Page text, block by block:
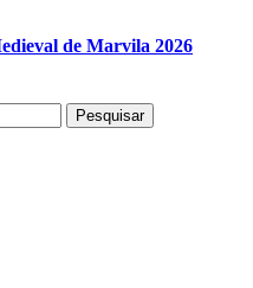
de Marvila 2026